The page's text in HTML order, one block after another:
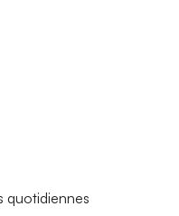
quotidiennes